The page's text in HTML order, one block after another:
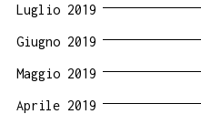
Luglio 2019
Giugno 2019
Maggio 2019
Aprile 2019